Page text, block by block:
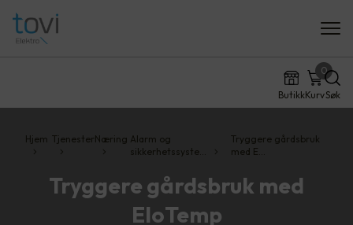
ButikkKurv
0
Søk
Hjem TjenesterNæring Alarm og
sikkerhetssyste…
Tryggere gårdsbruk
med E…
Tryggere gårdsbruk med
EloTemp